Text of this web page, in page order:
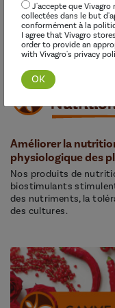
Découvrir
Améliorer la
physiologique des
Nos produits de
biostimulants
des nutriments, la
des cultures.
J'accepte que
collectées dans le but
conformément à la
I agree that Vivagro
order to provide an
with Vivagro's privacy